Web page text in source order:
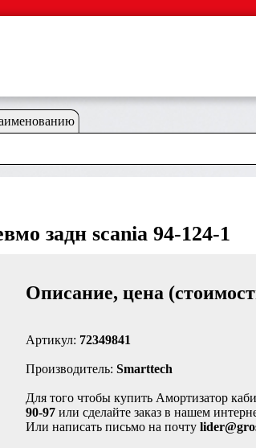
задн scania 94-124-1
Описание, цена
Артикул: 72349841
Производитель: Smarttech
Для того чтобы купить Амортизатор
90-97 или сделайте заказ в нашем
Или написать письмо на почту